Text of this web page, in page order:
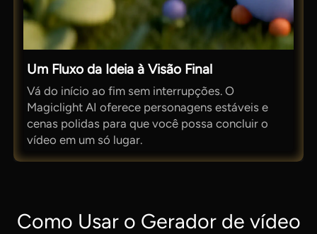
Um Fluxo da Ideia à Visão Final
Vá do início ao fim sem interrupções. O
Magiclight AI oferece personagens estáveis e
cenas polidas para que você possa concluir o
vídeo em um só lugar.
Como Usar o Gerador de vídeo